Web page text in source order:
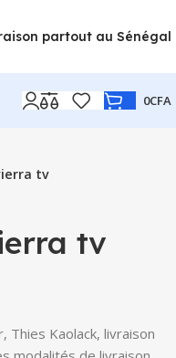
partout au Sénégal
0CFA
tv
tv
Thies Kaolack, livraison